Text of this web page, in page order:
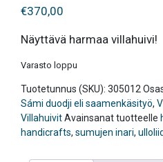
€370,00
Näyttävä harmaa villahuivi!
Varasto loppu
Tuotetunnus (SKU): 305012
Sámi duodji eli saamenkäsityö,
VillahuivitAvainsanat tuotteelle
handicrafts, sumujen inari,